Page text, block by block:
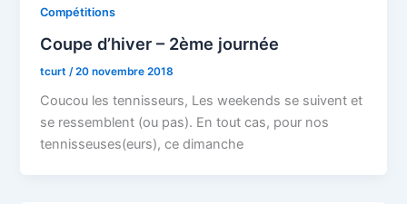
Compétitions
Coupe d’hiver – 2ème journée
tcurt /20 novembre 2018
Coucou les tennisseurs, Les weekends se suivent et
se ressemblent (ou pas). En tout cas, pour nos
tennisseuses(eurs), ce dimanche